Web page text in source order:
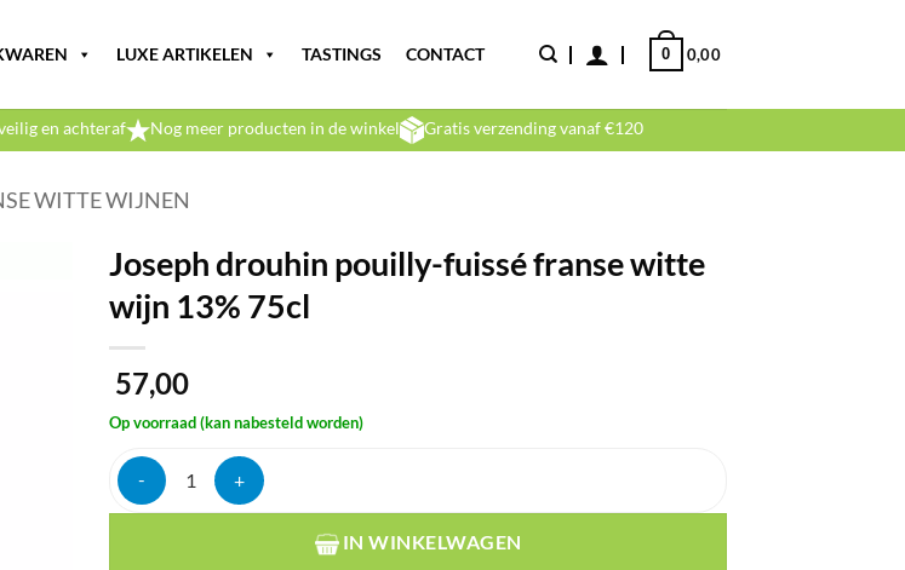
LUXE ARTIKELEN TASTINGS CONTACT 0,00
0
en achteraf Nog meer producten in de winkel Gratis verzending vanaf €120
WITTE WIJNEN
Joseph drouhin pouilly-fuissé franse witte
wijn 13% 75cl
57,00
Op voorraad (kan nabesteld worden)
Joseph drouhin pouilly-fuissé franse witte wijn 13% 75cl aantal
IN WINKELWAGEN